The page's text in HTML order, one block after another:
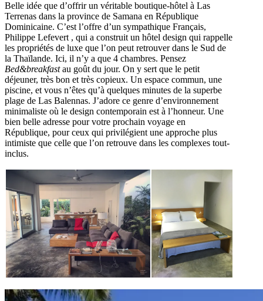
Belle idée que d’offrir un véritable boutique-hôtel à Las
Terrenas dans la province de Samana en République
Dominicaine. C’est l’offre d’un sympathique Français,
Philippe Lefevert , qui a construit un hôtel design qui rappelle
les propriétés de luxe que l’on peut retrouver dans le Sud de
la Thaïlande. Ici, il n’y a que 4 chambres. Pensez
Bed&breakfastau goût du jour. On y sert que le petit
déjeuner, très bon et très copieux. Un espace commun, une
piscine, et vous n’êtes qu’à quelques minutes de la superbe
plage de Las Balennas. J’adore ce genre d’environnement
minimaliste où le design contemporain est à l’honneur. Une
bien belle adresse pour votre prochain voyage en
République, pour ceux qui privilégient une approche plus
intimiste que celle que l’on retrouve dans les complexes tout-
inclus.